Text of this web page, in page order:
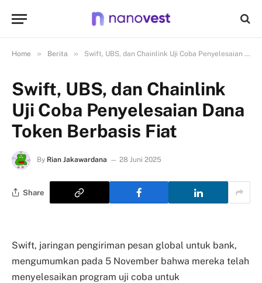
Home » Berita » Swift, UBS, dan Chainlink Uji Coba Penyelesaian Dana Token Berbasis Fiat
Swift, UBS, dan Chainlink
Uji Coba Penyelesaian Dana
Token Berbasis Fiat
By Rian Jakawardana 28 Juni 2025
Share
Swift, jaringan pengiriman pesan global untuk bank,
mengumumkan pada 5 November bahwa mereka telah
menyelesaikan program uji coba untuk